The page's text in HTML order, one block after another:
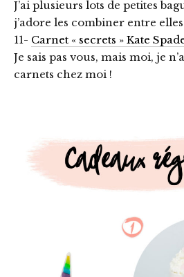
J’ai plusieurs lots de petites
j’adore les combiner entre
11- Carnet « secrets » Kate
Je sais pas vous, mais moi, je
carnets chez moi !